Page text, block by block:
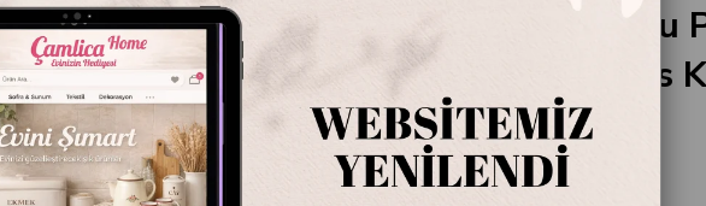
Emayra Topuzlu
Et Çatalı ve Sos
Titanyum
Stok Kodu DH-8309-OT